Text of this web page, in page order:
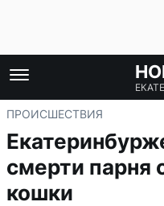
ПРОИСШЕСТВИЯ
смерти парня
кошки